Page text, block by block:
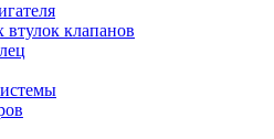
клапанов